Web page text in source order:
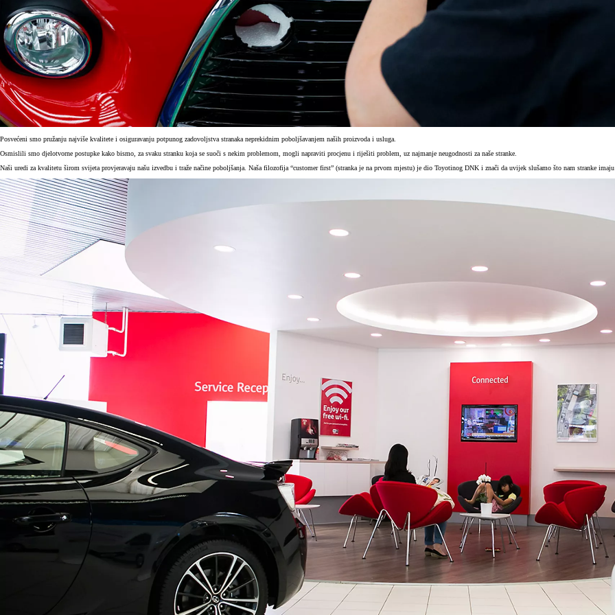
Posvećeni smo pružanju najviše kvalitete i osiguravanju potpunog zadovoljstva stranaka neprekidnim poboljšavanjem naših proizvoda i usluga.
Osmislili smo djelotvorne postupke kako bismo, za svaku stranku koja se suoči s nekim problemom, mogli napraviti procjenu i riješiti problem, uz najmanje neugodnosti za naše stranke.
Naši uredi za kvalitetu širom svijeta provjeravaju našu izvedbu i traže načine poboljšanja. Naša filozofija “customer first” (stranka je na prvom mjestu) je dio Toyotinog DNK i znači da uvijek slušamo što nam stranke